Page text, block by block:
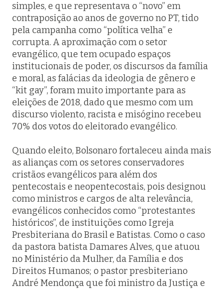
simples, e que representava o “novo” em
contraposição ao anos de governo no PT, tido
pela campanha como “política velha” e
corrupta. A aproximação com o setor
evangélico, que tem ocupado espaços
institucionais de poder, os discursos da família
e moral, as falácias da ideologia de gênero e
“kit gay”, foram muito importante para as
eleições de 2018, dado que mesmo com um
discurso violento, racista e misógino recebeu
70% dos votos do eleitorado evangélico.
Quando eleito, Bolsonaro fortaleceu ainda mais
as alianças com os setores conservadores
cristãos evangélicos para além dos
pentecostais e neopentecostais, pois designou
como ministros e cargos de alta relevância,
evangélicos conhecidos como “protestantes
históricos”, de instituições como Igreja
Presbiteriana do Brasil e Batistas. Como o caso
da pastora batista Damares Alves, que atuou
no Ministério da Mulher, da Família e dos
Direitos Humanos; o pastor presbiteriano
André Mendonça que foi ministro da Justiça e